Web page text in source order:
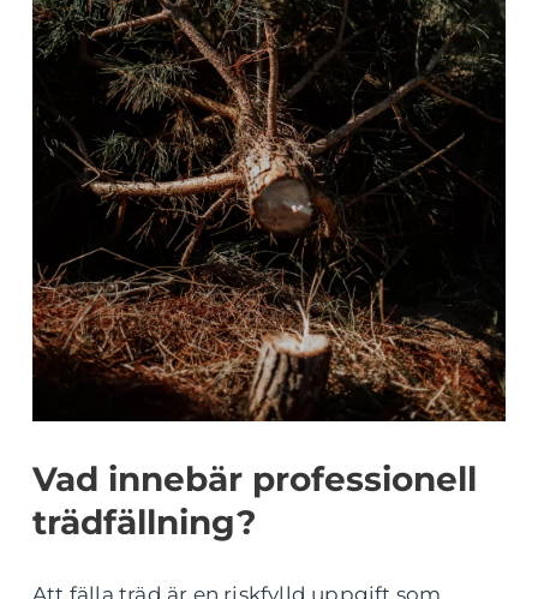
Vad innebär professionell
trädfällning?
Att fälla träd är en riskfylld uppgift som